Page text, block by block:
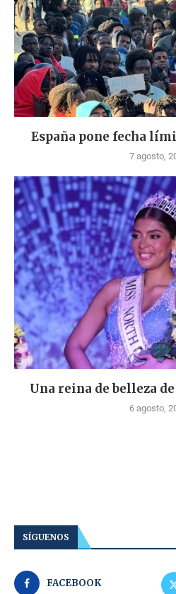
España pone fecha
7 agosto,
Una reina de belleza de
6 agosto,
SÍGUENOS
FACEBOOK